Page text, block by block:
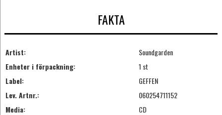
FAKTA
Artist:
Soundgarden
Enheter i förpackning:
1 st
Label:
GEFFEN
Lev. Artnr.:
060254711152
Media:
CD